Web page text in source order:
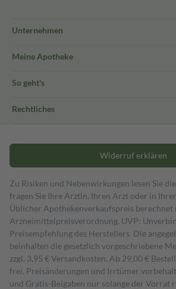
Unternehmen
Meine Apotheke
So geht's
Rechtliches
Widerruf erklären
Zu Risiken und Nebenwirkungen lesen Sie
fragen Sie Ihre Ärztin, Ihren Arzt oder in
Üblicher Apothekenverkaufspreis berechnet
Arzneimittelpreisverordnung. UVP:
Preisempfehlung des Herstellers. Die
beinhalten die gesetzlich vorgeschriebene
zzgl. 3,95 € Versandkosten. Ab 29,00 €
frei. Preisänderungen und Irrtümer
und Gratis-Beigaben nur solange der Vorrat